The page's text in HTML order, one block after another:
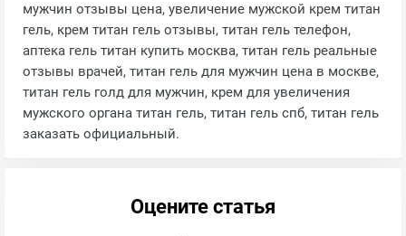
мужчин отзывы цена, увеличение мужской крем титан
гель, крем титан гель отзывы, титан гель телефон,
аптека гель титан купить москва, титан гель реальные
отзывы врачей, титан гель для мужчин цена в москве,
титан гель голд для мужчин, крем для увеличения
мужского органа титан гель, титан гель спб, титан гель
заказать официальный.
Оцените статья